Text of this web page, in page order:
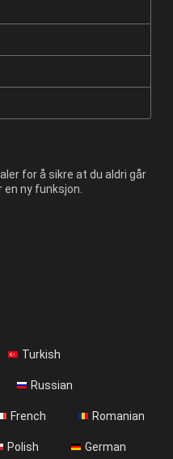
for å sikre at du aldri går
ny funksjon.
Turkish
Russian
French Romanian
Polish German